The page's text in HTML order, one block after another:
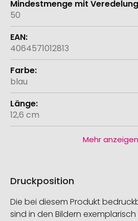
50
4064571012813
blau
12,6 cm
Mehr anzeigen
Druckposition
Die bei diesem Produkt
sind in den Bildern